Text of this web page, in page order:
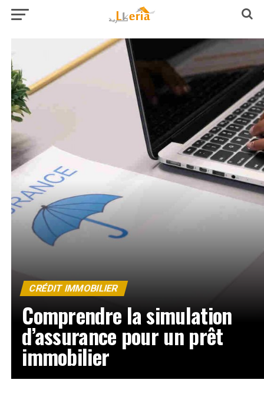
CRÉDIT IMMOBILIER
Comprendre la simulation
d’assurance pour un prêt
immobilier